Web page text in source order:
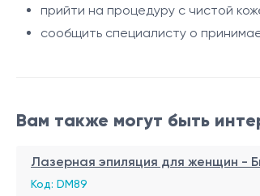
• гипертрихоз.
Процедура
• охлаждение кожи системой Zimmer
• рекомендуемый интервал - 6–8
прийти на процедуру с чистой
сообщить специалисту о
Вам также могут быть
Лазерная эпиляция для женщин -
Код: DM89